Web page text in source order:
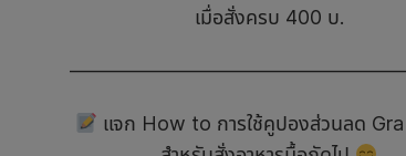
เมื่อสั่งครบ 400 บ.
แจก How to การใช้คูปองส่วนลด